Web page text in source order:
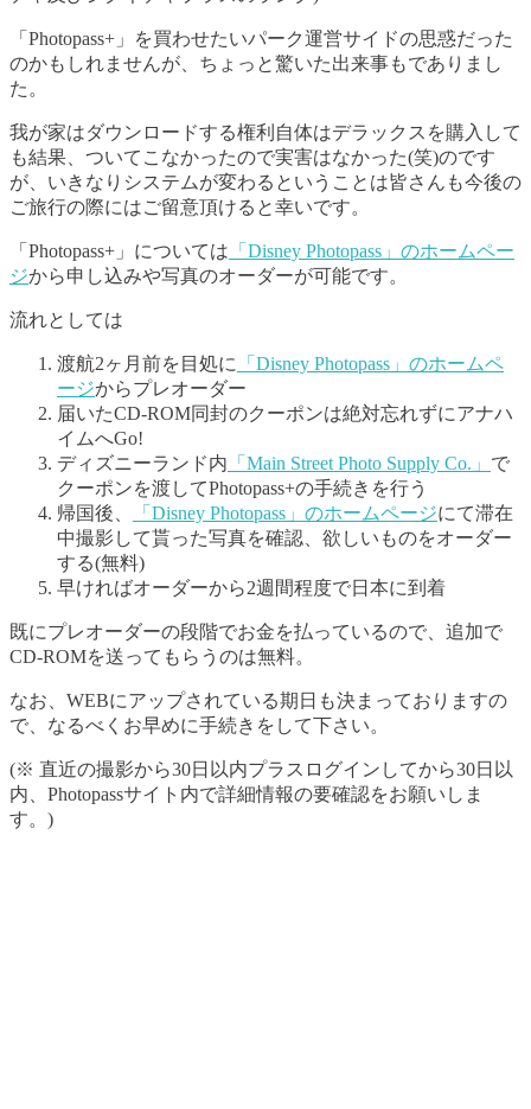
「Photopass+」を買わせたいパーク運営サイドの思惑だった
のかもしれませんが、ちょっと驚いた出来事もでありまし
た。
我が家はダウンロードする権利自体はデラックスを購入して
も結果、ついてこなかったので実害はなかった(笑)のです
が、いきなりシステムが変わるということは皆さんも今後の
ご旅行の際にはご留意頂けると幸いです。
「Photopass+」については 「Disney Photopass」のホームペー
ジから申し込みや写真のオーダーが可能です。
流れとしては
渡航2ヶ月前を目処に
「Disney Photopass」のホームペ
ージからプレオーダー
届いたCD-ROM同封のクーポンは絶対忘れずにアナハ
イムへGo!
ディズニーランド内 「Main Street Photo Supply Co.」 で
クーポンを渡してPhotopass+の手続きを行う
帰国後、
「Disney Photopass」のホームページにて滞在
中撮影して貰った写真を確認、欲しいものをオーダー
する(無料)
早ければオーダーから2週間程度で日本に到着
既にプレオーダーの段階でお金を払っているので、追加で
CD-ROMを送ってもらうのは無料。
なお、WEBにアップされている期日も決まっておりますの
で、なるべくお早めに手続きをして下さい。
(※ 直近の撮影から30日以内プラスログインしてから30日以
内、Photopassサイト内で詳細情報の要確認をお願いしま
す。)